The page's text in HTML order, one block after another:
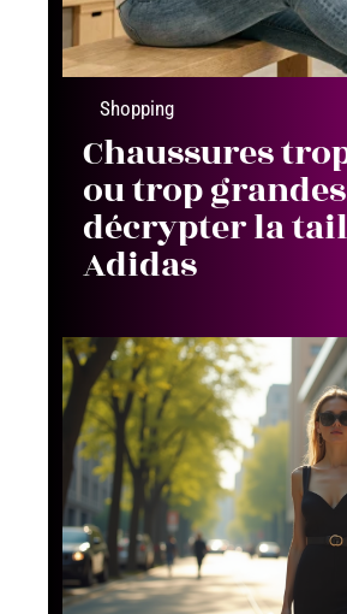
Shopping
Chaussures
ou trop
décrypter la
Adidas